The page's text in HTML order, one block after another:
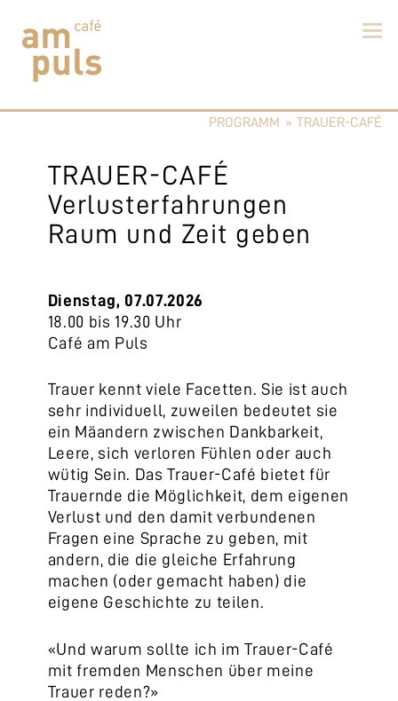
PROGRAMM »TRAUER-CAFÉ
TRAUER-CAFÉ
Verlusterfahrungen
Raum und Zeit geben
Dienstag, 07.07.2026
18.00 bis 19.30 Uhr
Café am Puls
Trauer kennt viele Facetten. Sie ist auch
sehr individuell, zuweilen bedeutet sie
ein Mäandern zwischen Dankbarkeit,
Leere, sich verloren Fühlen oder auch
wütig Sein. Das Trauer-Café bietet für
Trauernde die Möglichkeit, dem eigenen
Verlust und den damit verbundenen
Fragen eine Sprache zu geben, mit
andern, die die gleiche Erfahrung
machen (oder gemacht haben) die
eigene Geschichte zu teilen.
«Und warum sollte ich im Trauer-Café
mit fremden Menschen über meine
Trauer reden?»